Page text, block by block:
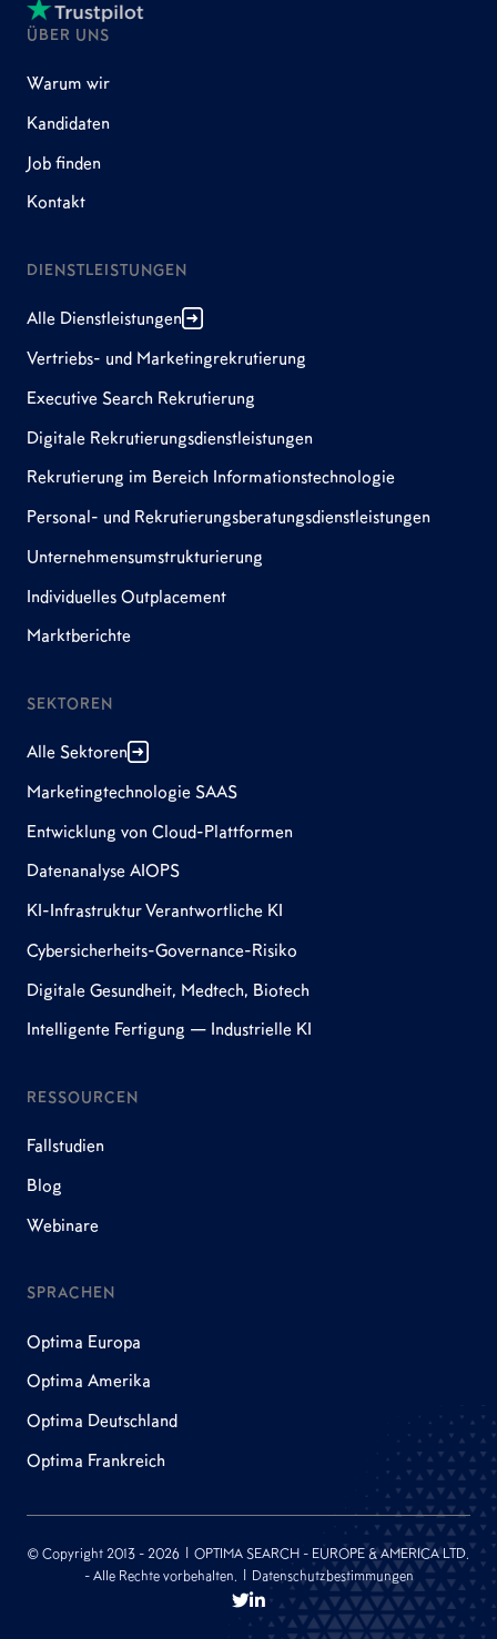
ÜBER UNS
Warum wir
Kandidaten
Job finden
Kontakt
DIENSTLEISTUNGEN
Alle Dienstleistungen
Vertriebs- und Marketingrekrutierung
Executive Search Rekrutierung
Digitale Rekrutierungsdienstleistungen
Rekrutierung im Bereich Informationstechnologie
Personal- und Rekrutierungsberatungsdienstleistungen
Unternehmensumstrukturierung
Individuelles Outplacement
Marktberichte
SEKTOREN
Alle Sektoren
Marketingtechnologie SAAS
Entwicklung von Cloud-Plattformen
Datenanalyse AIOPS
KI-Infrastruktur Verantwortliche KI
Cybersicherheits-Governance-Risiko
Digitale Gesundheit, Medtech, Biotech
Intelligente Fertigung — Industrielle KI
RESSOURCEN
Fallstudien
Blog
Webinare
SPRACHEN
Optima Europa
Optima Amerika
Optima Deutschland
Optima Frankreich
© Copyright 2013 - 2026 | OPTIMA SEARCH - EUROPE & AMERICA LTD.
- Alle Rechte vorbehalten. | Datenschutzbestimmungen
